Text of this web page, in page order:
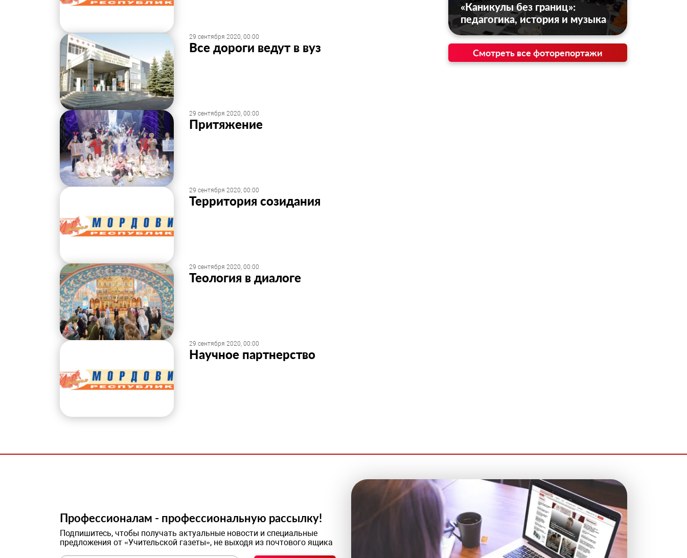
29 сентября 2020, 00:00
Все дороги ведут в вуз
29 сентября 2020, 00:00
Притяжение
29 сентября 2020, 00:00
Территория созидания
29 сентября 2020, 00:00
Теология в диалоге
29 сентября 2020, 00:00
Научное партнерство
«Каникулы без границ»:
педагогика, история и музыка
Смотреть все фоторепортажи
Профессионалам - профессиональную рассылку!
Подпишитесь, чтобы получать актуальные новости и специальные
предложения от «Учительской газеты», не выходя из почтового ящика